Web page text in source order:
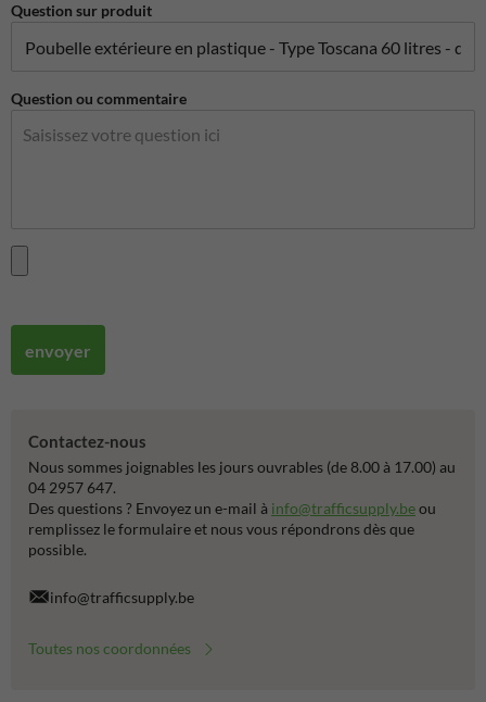
Question sur produit
Question ou commentaire
envoyer
Contactez-nous
Nous sommes joignables les jours ouvrables (de 8.00 à 17.00) au
04 2957 647.
Des questions ? Envoyez un e-mail à info@trafficsupply.beou
remplissez le formulaire et nous vous répondrons dès que
possible.
info@trafficsupply.be
Toutes nos coordonnées